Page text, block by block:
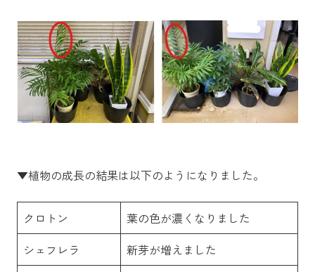
▼植物の成長の結果は以下のようになりました。
クロトン
葉の色が濃くなりました
シェフレラ
新芽が増えました